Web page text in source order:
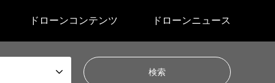
ドローンコンテンツ ドローンニュース